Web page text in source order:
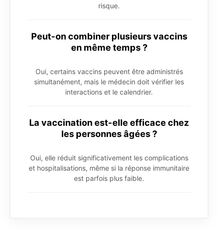
risque.
Peut-on combiner plusieurs vaccins
en même temps ?
Oui, certains vaccins peuvent être administrés
simultanément, mais le médecin doit vérifier les
interactions et le calendrier.
La vaccination est-elle efficace chez
les personnes âgées ?
Oui, elle réduit significativement les complications
et hospitalisations, même si la réponse immunitaire
est parfois plus faible.